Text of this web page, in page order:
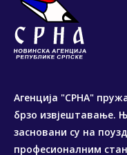
Агенција "СРНА"
брзо извјештавање.
засновани су на
професионалним